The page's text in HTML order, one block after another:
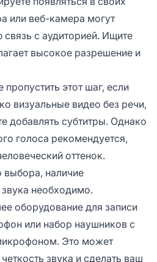
или веб-камера могут
с аудиторией. Ищите
высокое разрешение и
этот шаг, если
визуальные видео без речи,
добавлять субтитры. Однако
голоса рекомендуется,
оттенок.
выбора, наличие
необходимо.
оборудование для записи
или набор наушников с
Это может
звука и сделать ваш